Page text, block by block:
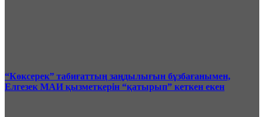
“Көксерек” табиғаттың заңдылығын бұзбағанымен,
Елгезек МАИ қызметкерін “қатырып” кеткен екен